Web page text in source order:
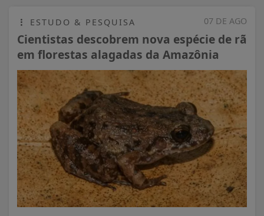
07 DE AGO
ESTUDO & PESQUISA
Cientistas descobrem nova espécie de rã
em florestas alagadas da Amazônia